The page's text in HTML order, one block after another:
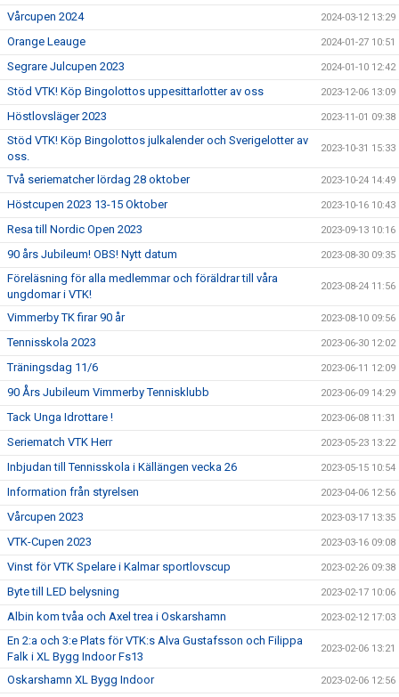
Vårcupen 2024 2024-03-12 13:29
Orange Leauge 2024-01-27 10:51
Segrare Julcupen 2023 2024-01-10 12:42
Stöd VTK! Köp Bingolottos uppesittarlotter av oss 2023-12-06 13:09
Höstlovsläger 2023 2023-11-01 09:38
Stöd VTK! Köp Bingolottos julkalender och Sverigelotter av
oss.
2023-10-31 15:33
Två seriematcher lördag 28 oktober 2023-10-24 14:49
Höstcupen 2023 13-15 Oktober 2023-10-16 10:43
Resa till Nordic Open 2023 2023-09-13 10:16
90 års Jubileum! OBS! Nytt datum 2023-08-30 09:35
Föreläsning för alla medlemmar och föräldrar till våra
ungdomar i VTK!
2023-08-24 11:56
Vimmerby TK firar 90 år 2023-08-10 09:56
Tennisskola 2023 2023-06-30 12:02
Träningsdag 11/6 2023-06-11 12:09
90 Års Jubileum Vimmerby Tennisklubb 2023-06-09 14:29
Tack Unga Idrottare ! 2023-06-08 11:31
Seriematch VTK Herr 2023-05-23 13:22
Inbjudan till Tennisskola i Källängen vecka 26 2023-05-15 10:54
Information från styrelsen 2023-04-06 12:56
Vårcupen 2023 2023-03-17 13:35
VTK-Cupen 2023 2023-03-16 09:08
Vinst för VTK Spelare i Kalmar sportlovscup 2023-02-26 09:38
Byte till LED belysning 2023-02-17 10:06
Albin kom tvåa och Axel trea i Oskarshamn 2023-02-12 17:03
En 2:a och 3:e Plats för VTK:s Alva Gustafsson och Filippa
Falk i XL Bygg Indoor Fs13
2023-02-06 13:21
Oskarshamn XL Bygg Indoor 2023-02-06 12:56